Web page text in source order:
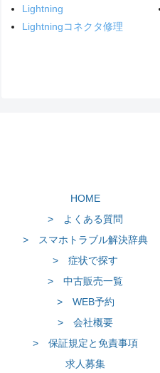
Lightning
Lightningコネクタ修理
HOME
> よくある質問
> スマホトラブル解決辞典
> 症状で探す
> 中古販売一覧
> WEB予約
> 会社概要
> 保証規定と免責事項
求人募集